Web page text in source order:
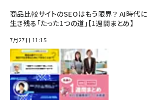
商品比較サイトのSEOはもう限界？ AI時代に
生き残る「たった1つの道」【1週間まとめ】
7月27日 11:15